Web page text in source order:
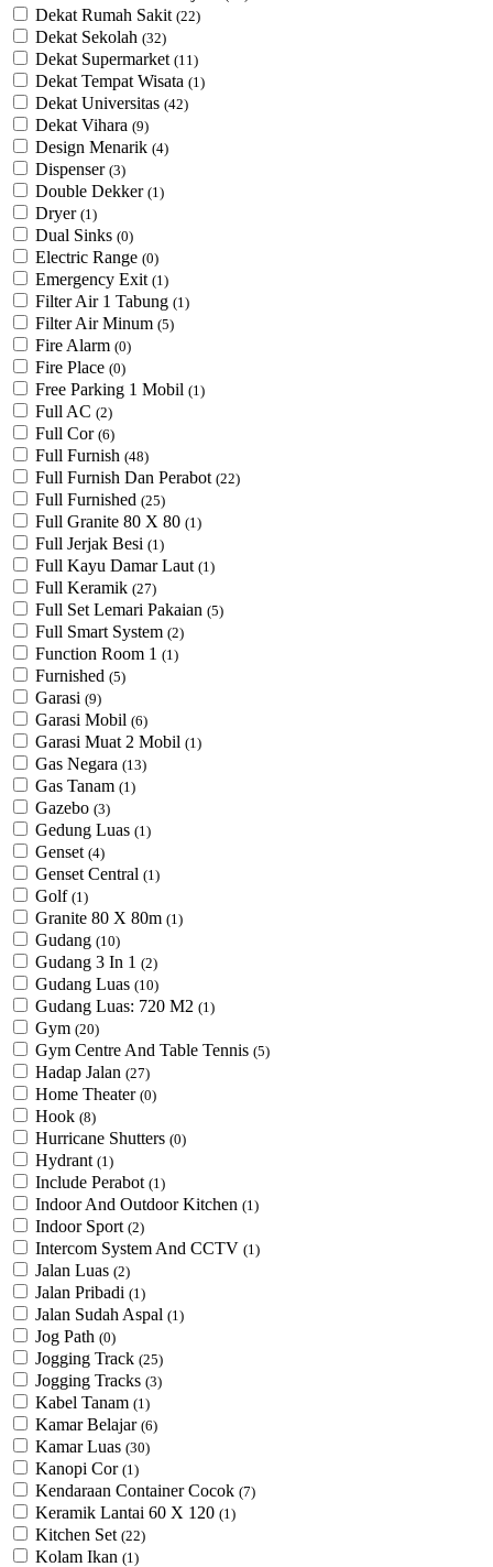
Dekat Rumah Sakit (22)
Dekat Sekolah (32)
Dekat Supermarket (11)
Dekat Tempat Wisata (1)
Dekat Universitas (42)
Dekat Vihara (9)
Design Menarik (4)
Dispenser (3)
Double Dekker (1)
Dryer (1)
Dual Sinks (0)
Electric Range (0)
Emergency Exit (1)
Filter Air 1 Tabung (1)
Filter Air Minum (5)
Fire Alarm (0)
Fire Place (0)
Free Parking 1 Mobil (1)
Full AC (2)
Full Cor (6)
Full Furnish (48)
Full Furnish Dan Perabot (22)
Full Furnished (25)
Full Granite 80 X 80 (1)
Full Jerjak Besi (1)
Full Kayu Damar Laut (1)
Full Keramik (27)
Full Set Lemari Pakaian (5)
Full Smart System (2)
Function Room 1 (1)
Furnished (5)
Garasi (9)
Garasi Mobil (6)
Garasi Muat 2 Mobil (1)
Gas Negara (13)
Gas Tanam (1)
Gazebo (3)
Gedung Luas (1)
Genset (4)
Genset Central (1)
Golf (1)
Granite 80 X 80m (1)
Gudang (10)
Gudang 3 In 1 (2)
Gudang Luas (10)
Gudang Luas: 720 M2 (1)
Gym (20)
Gym Centre And Table Tennis (5)
Hadap Jalan (27)
Home Theater (0)
Hook (8)
Hurricane Shutters (0)
Hydrant (1)
Include Perabot (1)
Indoor And Outdoor Kitchen (1)
Indoor Sport (2)
Intercom System And CCTV (1)
Jalan Luas (2)
Jalan Pribadi (1)
Jalan Sudah Aspal (1)
Jog Path (0)
Jogging Track (25)
Jogging Tracks (3)
Kabel Tanam (1)
Kamar Belajar (6)
Kamar Luas (30)
Kanopi Cor (1)
Kendaraan Container Cocok (7)
Keramik Lantai 60 X 120 (1)
Kitchen Set (22)
Kolam Ikan (1)